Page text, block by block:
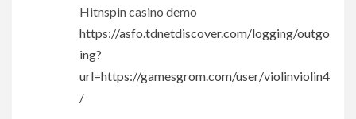
Hitnspin casino demo
https://asfo.tdnetdiscover.com/logging/outgo
ing?
url=https://gamesgrom.com/user/violinviolin4
/